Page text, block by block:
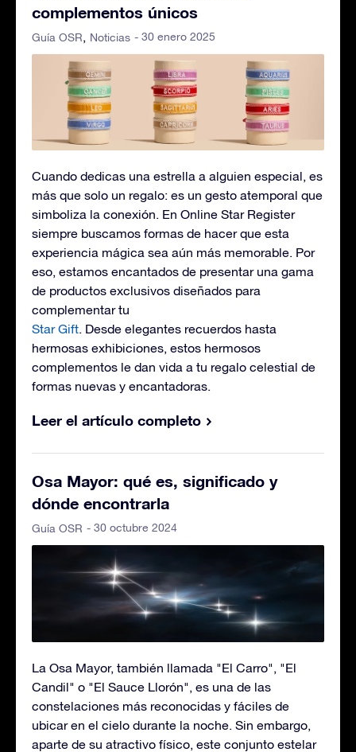
complementos únicos
Guía OSR Noticias - 30 enero 2025
Cuando dedicas una estrella a alguien especial, es
más que solo un regalo: es un gesto atemporal que
simboliza la conexión. En Online Star Register
siempre buscamos formas de hacer que esta
experiencia mágica sea aún más memorable. Por
eso, estamos encantados de presentar una gama
de productos exclusivos diseñados para
complementar tu
Star Gift. Desde elegantes recuerdos hasta
hermosas exhibiciones, estos hermosos
complementos le dan vida a tu regalo celestial de
formas nuevas y encantadoras.
Leer el artículo completo
Osa Mayor: qué es, significado y
dónde encontrarla
Guía OSR - 30 octubre 2024
La Osa Mayor, también llamada "El Carro", "El
Candil" o "El Sauce Llorón", es una de las
constelaciones más reconocidas y fáciles de
ubicar en el cielo durante la noche. Sin embargo,
aparte de su atractivo físico, este conjunto estelar